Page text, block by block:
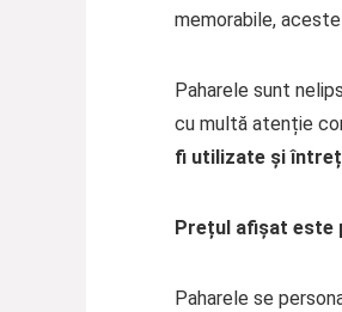
memorabile,
Paharele sunt
cu multă atenție
fi utilizate și
Prețul afișat este
Paharele se